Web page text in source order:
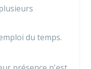
du temps.